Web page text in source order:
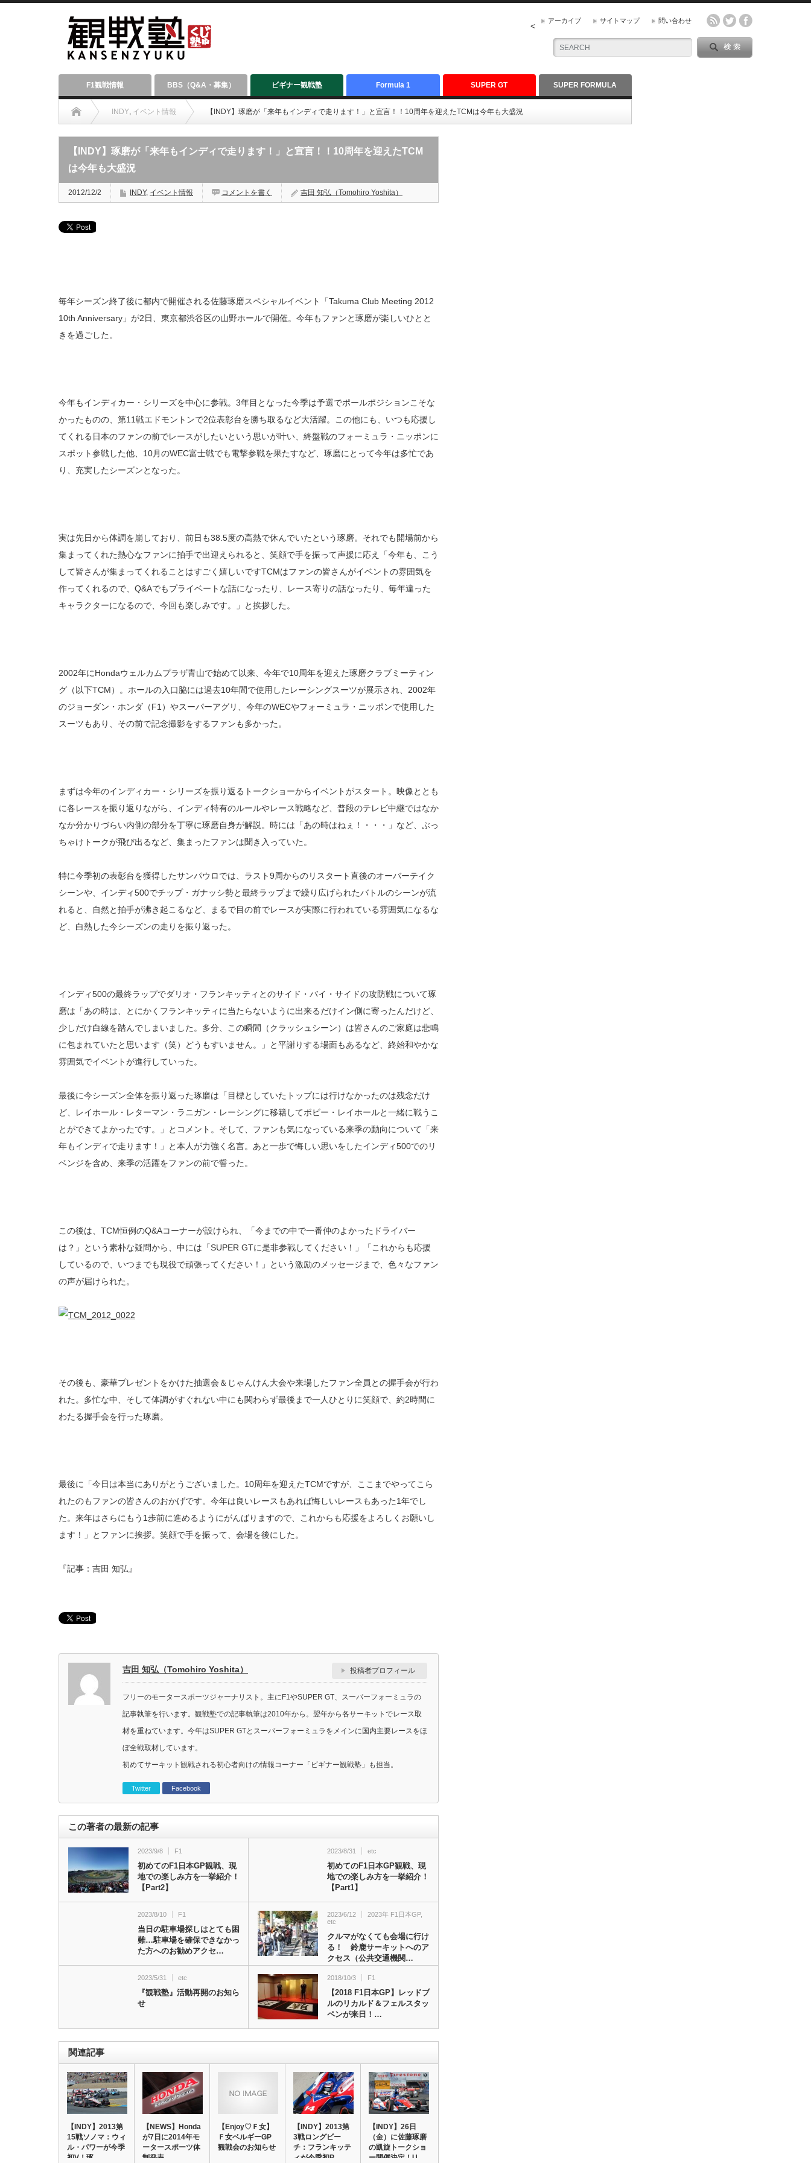
アーカイブ サイトマップ 問い合わせ
<
F1観戦情報 BBS（Q&A・募集） ビギナー観戦塾 Formula 1 SUPER GT SUPER FORMULA
INDY, イベント情報 【INDY】琢磨が「来年もインディで走ります！」と宣言！！10周年を迎えたTCMは今年も大盛況
【INDY】琢磨が「来年もインディで走ります！」と宣言！！10周年を迎えたTCM
は今年も大盛況
2012/12/2 INDY, イベント情報 コメントを書く 吉田 知弘（Tomohiro Yoshita）
毎年シーズン終了後に都内で開催される佐藤琢磨スペシャルイベント「Takuma Club Meeting 2012
10th Anniversary」が2日、東京都渋谷区の山野ホールで開催。今年もファンと琢磨が楽しいひとと
きを過ごした。
今年もインディカー・シリーズを中心に参戦。3年目となった今季は予選でポールポジションこそな
かったものの、第11戦エドモントンで2位表彰台を勝ち取るなど大活躍。この他にも、いつも応援し
てくれる日本のファンの前でレースがしたいという思いが叶い、終盤戦のフォーミュラ・ニッポンに
スポット参戦した他、10月のWEC富士戦でも電撃参戦を果たすなど、琢磨にとって今年は多忙であ
り、充実したシーズンとなった。
実は先日から体調を崩しており、前日も38.5度の高熱で休んでいたという琢磨。それでも開場前から
集まってくれた熱心なファンに拍手で出迎えられると、笑顔で手を振って声援に応え「今年も、こう
して皆さんが集まってくれることはすごく嬉しいですTCMはファンの皆さんがイベントの雰囲気を
作ってくれるので、Q&Aでもプライベートな話になったり、レース寄りの話なったり、毎年違った
キャラクターになるので、今回も楽しみです。」と挨拶した。
2002年にHondaウェルカムプラザ青山で始めて以来、今年で10周年を迎えた琢磨クラブミーティン
グ（以下TCM）。ホールの入口脇には過去10年間で使用したレーシングスーツが展示され、2002年
のジョーダン・ホンダ（F1）やスーパーアグリ、今年のWECやフォーミュラ・ニッポンで使用した
スーツもあり、その前で記念撮影をするファンも多かった。
まずは今年のインディカー・シリーズを振り返るトークショーからイベントがスタート。映像ととも
に各レースを振り返りながら、インディ特有のルールやレース戦略など、普段のテレビ中継ではなか
なか分かりづらい内側の部分を丁寧に琢磨自身が解説。時には「あの時はねぇ！・・・」など、ぶっ
ちゃけトークが飛び出るなど、集まったファンは聞き入っていた。
特に今季初の表彰台を獲得したサンパウロでは、ラスト9周からのリスタート直後のオーバーテイク
シーンや、インディ500でチップ・ガナッシ勢と最終ラップまで繰り広げられたバトルのシーンが流
れると、自然と拍手が沸き起こるなど、まるで目の前でレースが実際に行われている雰囲気になるな
ど、白熱した今シーズンの走りを振り返った。
インディ500の最終ラップでダリオ・フランキッティとのサイド・バイ・サイドの攻防戦について琢
磨は「あの時は、とにかくフランキッティに当たらないように出来るだけイン側に寄ったんだけど、
少しだけ白線を踏んでしまいました。多分、この瞬間（クラッシュシーン）は皆さんのご家庭は悲鳴
に包まれていたと思います（笑）どうもすいません。」と平謝りする場面もあるなど、終始和やかな
雰囲気でイベントが進行していった。
最後に今シーズン全体を振り返った琢磨は「目標としていたトップには行けなかったのは残念だけ
ど、レイホール・レターマン・ラニガン・レーシングに移籍してボビー・レイホールと一緒に戦うこ
とができてよかったです。」とコメント。そして、ファンも気になっている来季の動向について「来
年もインディで走ります！」と本人が力強く名言。あと一歩で悔しい思いをしたインディ500でのリ
ベンジを含め、来季の活躍をファンの前で誓った。
この後は、TCM恒例のQ&Aコーナーが設けられ、「今までの中で一番仲のよかったドライバー
は？」という素朴な疑問から、中には「SUPER GTに是非参戦してください！」「これからも応援
しているので、いつまでも現役で頑張ってください！」という激励のメッセージまで、色々なファン
の声が届けられた。
その後も、豪華プレゼントをかけた抽選会＆じゃんけん大会や来場したファン全員との握手会が行わ
れた。多忙な中、そして体調がすぐれない中にも関わらず最後まで一人ひとりに笑顔で、約2時間に
わたる握手会を行った琢磨。
最後に「今日は本当にありがとうございました。10周年を迎えたTCMですが、ここまでやってこら
れたのもファンの皆さんのおかげです。今年は良いレースもあれば悔しいレースもあった1年でし
た。来年はさらにもう1歩前に進めるようにがんばりますので、これからも応援をよろしくお願いし
ます！」とファンに挨拶。笑顔で手を振って、会場を後にした。
『記事：吉田 知弘』
吉田 知弘（Tomohiro Yoshita） 投稿者プロフィール
フリーのモータースポーツジャーナリスト。主にF1やSUPER GT、スーパーフォーミュラの
記事執筆を行います。観戦塾での記事執筆は2010年から。翌年から各サーキットでレース取
材を重ねています。今年はSUPER GTとスーパーフォーミュラをメインに国内主要レースをほ
ぼ全戦取材しています。
初めてサーキット観戦される初心者向けの情報コーナー「ビギナー観戦塾」も担当。
Twitter Facebook
この著者の最新の記事
2023/9/8 F1
初めてのF1日本GP観戦、現
地での楽しみ方を一挙紹介！
【Part2】
2023/8/31 etc
初めてのF1日本GP観戦、現
地での楽しみ方を一挙紹介！
【Part1】
2023/8/10 F1
当日の駐車場探しはとても困
難…駐車場を確保できなかっ
た方へのお勧めアクセ…
2023/6/12 2023年 F1日本GP,
etc
クルマがなくても会場に行け
る！ 鈴鹿サーキットへのア
クセス（公共交通機関…
2023/5/31 etc
『観戦塾』活動再開のお知ら
せ
2018/10/3 F1
【2018 F1日本GP】レッドブ
ルのリカルド＆フェルスタッ
ペンが来日！…
関連記事
【INDY】2013第
15戦ソノマ：ウィ
ル・パワーが今季
初V！琢…
【NEWS】Honda
が7日に2014年モ
ータースポーツ体
制発表…
【Enjoy♡Ｆ女】
Ｆ女ベルギーGP
観戦会のお知らせ
【INDY】2013第
3戦ロングビー
チ：フランキッテ
ィが今季初P…
【INDY】26日
（金）に佐藤琢磨
の凱旋トークショ
ー開催決定！U…